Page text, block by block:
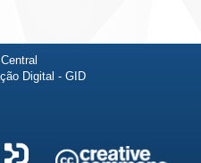
Digital - GID